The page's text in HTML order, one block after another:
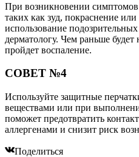
При возникновении симптомов
таких как зуд, покраснение
использование
дерматологу. Чем раньше будет
пройдет воспаление.
СОВЕТ №4
Используйте защитные
веществами или при
поможет предотвратить
аллергенами и снизит риск
Поделиться